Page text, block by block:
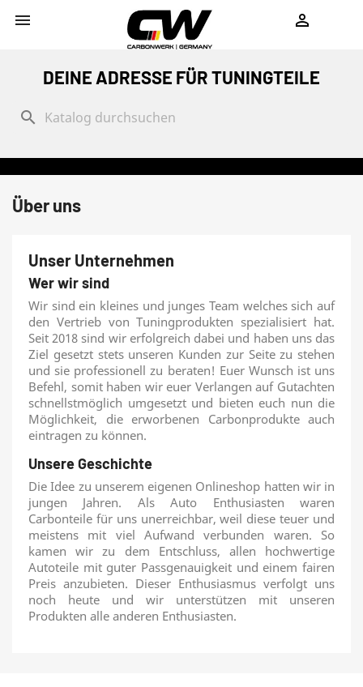
 
DEINE ADRESSE FÜR TUNINGTEILE
search
Über uns
Unser Unternehmen
Wer wir sind
Wir sind ein kleines und junges Team welches sich auf
den Vertrieb von Tuningprodukten spezialisiert hat.
Seit 2018 sind wir erfolgreich dabei und haben uns das
Ziel gesetzt stets unseren Kunden zur Seite zu stehen
und sie professionell zu beraten! Euer Wunsch ist uns
Befehl, somit haben wir euer Verlangen auf Gutachten
schnellstmöglich umgesetzt und bieten euch nun die
Möglichkeit, die erworbenen Carbonprodukte auch
eintragen zu können.
Unsere Geschichte
Die Idee zu unserem eigenen Onlineshop hatten wir in
jungen Jahren. Als Auto Enthusiasten waren
Carbonteile für uns unerreichbar, weil diese teuer und
meistens mit viel Aufwand verbunden waren. So
kamen wir zu dem Entschluss, allen hochwertige
Autoteile mit guter Passgenauigkeit und einem fairen
Preis anzubieten. Dieser Enthusiasmus verfolgt uns
noch heute und wir unterstützen mit unseren
Produkten alle anderen Enthusiasten.